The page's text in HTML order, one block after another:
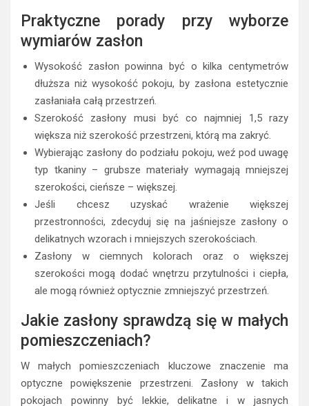
Praktyczne porady przy wyborze
wymiarów zasłon
Wysokość zasłon powinna być o kilka centymetrów
dłuższa niż wysokość pokoju, by zasłona estetycznie
zasłaniała całą przestrzeń.
Szerokość zasłony musi być co najmniej 1,5 razy
większa niż szerokość przestrzeni, którą ma zakryć.
Wybierając zasłony do podziału pokoju, weź pod uwagę
typ tkaniny – grubsze materiały wymagają mniejszej
szerokości, cieńsze – większej.
Jeśli chcesz uzyskać wrażenie większej
przestronności, zdecyduj się na jaśniejsze zasłony o
delikatnych wzorach i mniejszych szerokościach.
Zasłony w ciemnych kolorach oraz o większej
szerokości mogą dodać wnętrzu przytulności i ciepła,
ale mogą również optycznie zmniejszyć przestrzeń.
Jakie zasłony sprawdzą się w małych
pomieszczeniach?
W małych pomieszczeniach kluczowe znaczenie ma
optyczne powiększenie przestrzeni. Zasłony w takich
pokojach powinny być lekkie, delikatne i w jasnych